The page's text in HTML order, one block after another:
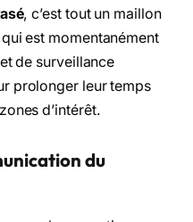
, c’est tout un maillon
est momentanément
de surveillance
prolonger leur temps
d’intérêt.
du